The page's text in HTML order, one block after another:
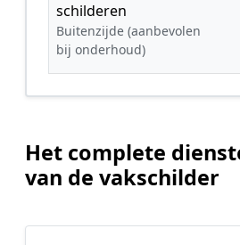
schilderen
Buitenzijde (aanbevolen
bij onderhoud)
Het complete
van de vakschilder